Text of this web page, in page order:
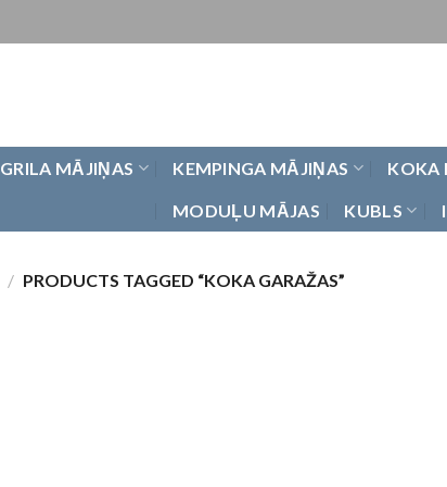
GRILA MĀJIŅAS KEMPINGA MĀJIŅAS KOKA
MODUĻU MĀJAS KUBLS
/ PRODUCTS TAGGED “KOKA GARAŽAS”